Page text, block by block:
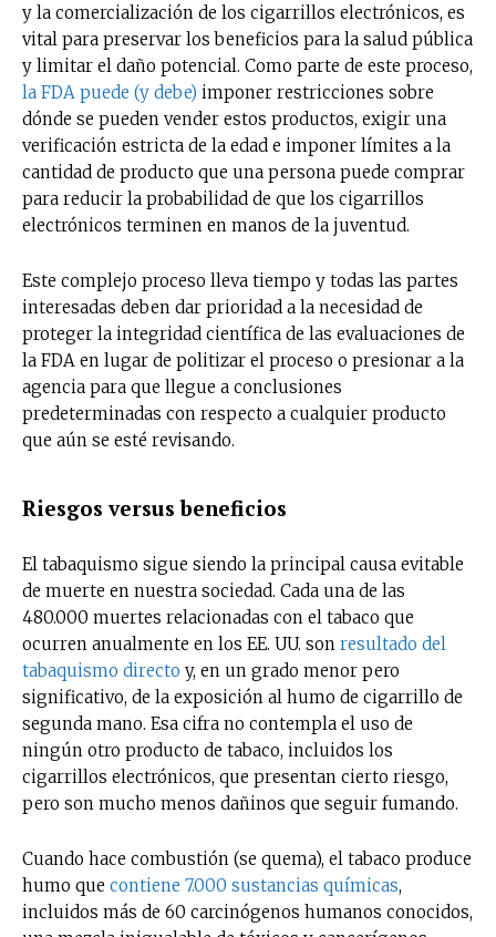
y la comercialización de los cigarrillos electrónicos, es
vital para preservar los beneficios para la salud pública
y limitar el daño potencial. Como parte de este proceso,
la FDA puede (y debe) imponer restricciones sobre
dónde se pueden vender estos productos, exigir una
verificación estricta de la edad e imponer límites a la
cantidad de producto que una persona puede comprar
para reducir la probabilidad de que los cigarrillos
electrónicos terminen en manos de la juventud.
Este complejo proceso lleva tiempo y todas las partes
interesadas deben dar prioridad a la necesidad de
proteger la integridad científica de las evaluaciones de
la FDA en lugar de politizar el proceso o presionar a la
agencia para que llegue a conclusiones
predeterminadas con respecto a cualquier producto
que aún se esté revisando.
Riesgos versus beneficios
El tabaquismo sigue siendo la principal causa evitable
de muerte en nuestra sociedad. Cada una de las
480.000 muertes relacionadas con el tabaco que
ocurren anualmente en los EE. UU. son resultado del
tabaquismo directo y, en un grado menor pero
significativo, de la exposición al humo de cigarrillo de
segunda mano. Esa cifra no contempla el uso de
ningún otro producto de tabaco, incluidos los
cigarrillos electrónicos, que presentan cierto riesgo,
pero son mucho menos dañinos que seguir fumando.
Cuando hace combustión (se quema), el tabaco produce
humo que contiene 7.000 sustancias químicas,
incluidos más de 60 carcinógenos humanos conocidos,